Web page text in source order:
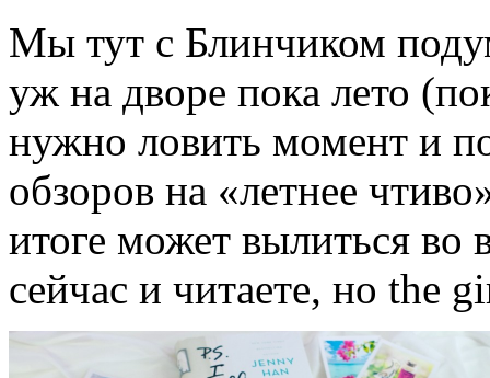
Мы тут с Блинчиком
уж на дворе пока лето
нужно ловить момент и
обзоров на «летнее
итоге может вылиться во
сейчас и читаете, но the